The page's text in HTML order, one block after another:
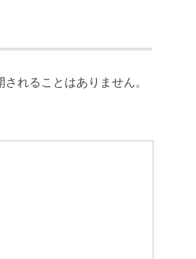
れることはありません。